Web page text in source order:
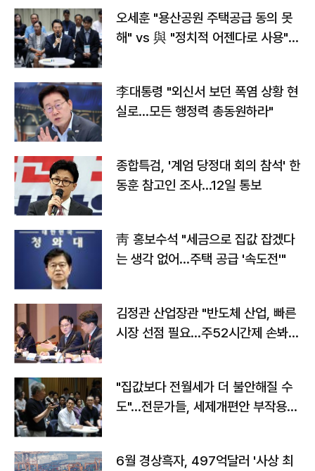
오세훈 "용산공원 주택공급 동의 못
해" vs 與 "정치적 어젠다로 사용"
李대통령 "외신서 보던 폭염 상황 현
실로…모든 행정력 총동원하라"
종합특검, '계엄 당정대 회의 참석' 한
동훈 참고인 조사...12일 통보
靑 홍보수석 "세금으로 집값 잡겠다
는 생각 없어…주택 공급 '속도전'"
김정관 산업장관 "반도체 산업, 빠른
시장 선점 필요…주52시간제 손봐
"집값보다 전월세가 더 불안해질 수
도"…전문가들, 세제개편안 부작용
6월 경상흑자, 497억달러 '사상 최